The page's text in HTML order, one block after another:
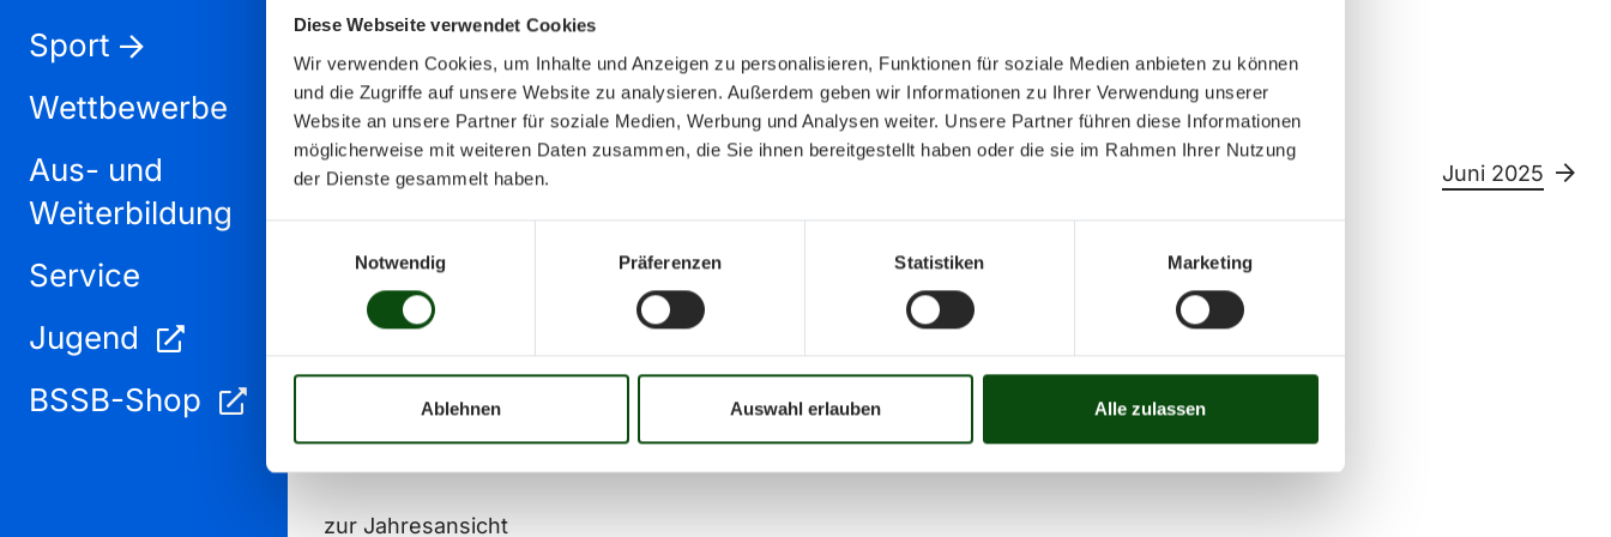
Diese Webseite verwendet Cookies
Wir verwenden Cookies, um Inhalte und Anzeigen zu personalisieren, Funktionen für soziale Medien anbieten zu können
und die Zugriffe auf unsere Website zu analysieren. Außerdem geben wir Informationen zu Ihrer Verwendung unserer
Website an unsere Partner für soziale Medien, Werbung und Analysen weiter. Unsere Partner führen diese Informationen
möglicherweise mit weiteren Daten zusammen, die Sie ihnen bereitgestellt haben oder die sie im Rahmen Ihrer Nutzung
der Dienste gesammelt haben.
Notwendig
Präferenzen Statistiken Marketing
Ablehnen Auswahl erlauben Alle zulassen
Sport
Wettbewerbe
Aus- und
Weiterbildung
Service
Jugend
BSSB-Shop
April 2025 Juni 2025
Mai 2025
Mo Do Sa
02 03 07 08 13 14
16 17 18 19 20 21 22 23 24 25 26 27 28 29 30
31
zur Jahresansicht